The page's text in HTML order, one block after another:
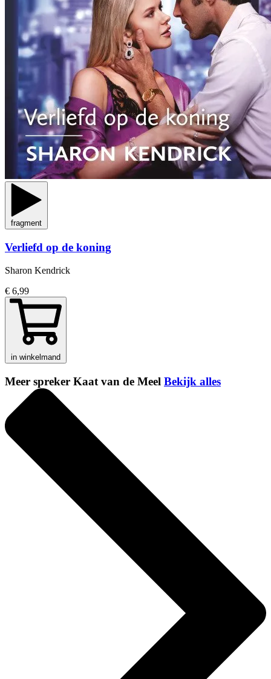
fragment
Verliefd op de koning
Sharon Kendrick
€ 6,99
in winkelmand
Meer spreker Kaat van de Meel Bekijk alles